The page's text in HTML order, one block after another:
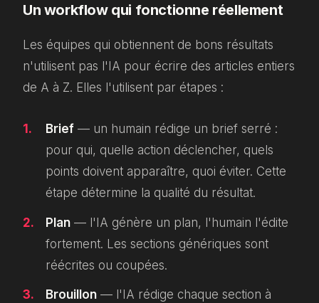
Un workflow qui fonctionne réellement
Les équipes qui obtiennent de bons résultats
n'utilisent pas l'IA pour écrire des articles entiers
de A à Z. Elles l'utilisent par étapes :
Brief — un humain rédige un brief serré :
pour qui, quelle action déclencher, quels
points doivent apparaître, quoi éviter. Cette
étape détermine la qualité du résultat.
Plan — l'IA génère un plan, l'humain l'édite
fortement. Les sections génériques sont
réécrites ou coupées.
Brouillon — l'IA rédige chaque section à